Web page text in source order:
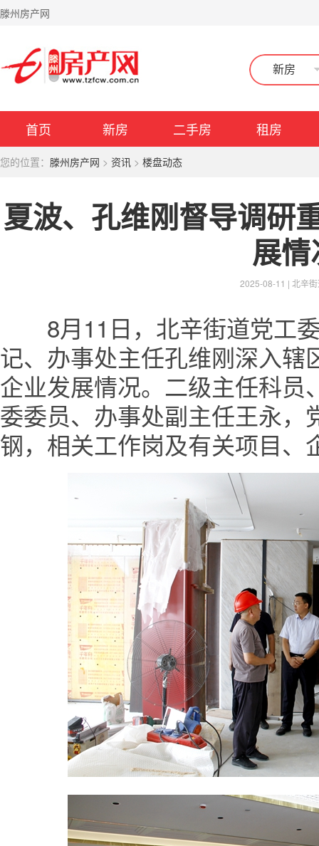
滕州房产网
新房
首页 新房 二手房 租房
您的位置： 滕州房产网 > 资讯 > 楼盘动态
夏波、孔维刚督导调研
展情
2025-08-11 | 北辛
8月11日，北辛街道党工委
记、办事处主任孔维刚深入辖
企业发展情况。二级主任科员
委委员、办事处副主任王永，
钢，相关工作岗及有关项目、